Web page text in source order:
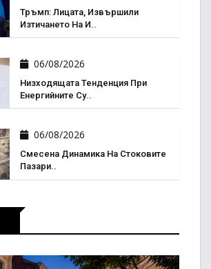
Тръмп: Лицата, Извършили
Изтичането На И..
06/08/2026
Низходящата Тенденция При
Енергийните Су..
06/08/2026
Смесена Динамика На Стоковите
Пазари..